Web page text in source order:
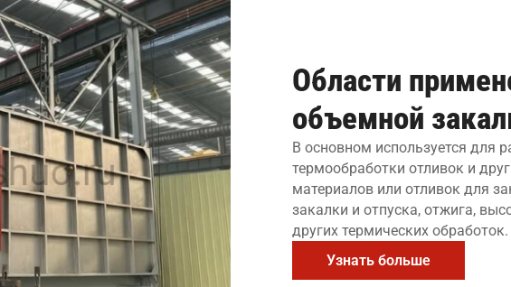
Области
объемной
В основном используется для
термообработки отливок и
материалов или отливок для
закалки и отпуска, отжига,
других термических обработок.
Узнать больше